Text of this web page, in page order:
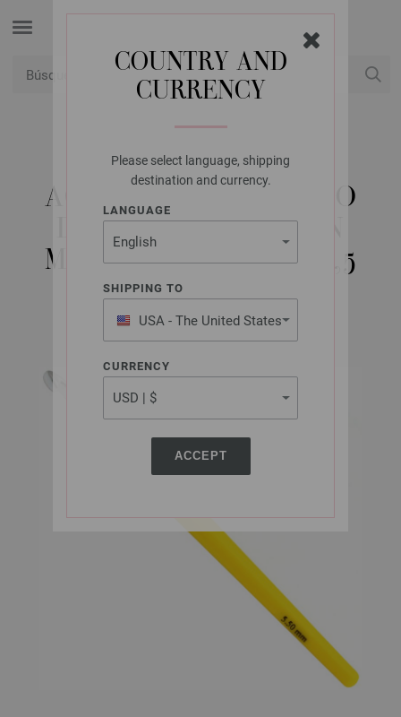
COUNTRY AND
CURRENCY
Please select language, shipping
destination and currency.
LANGUAGE
SHIPPING TO
USA - The United States
of America
CURRENCY
ACCEPT
LANA GROSSA
AGUJA DE GANCHILLO
DISEÑO COLOR (CON
MANGO SUAVE) NO. 5,5